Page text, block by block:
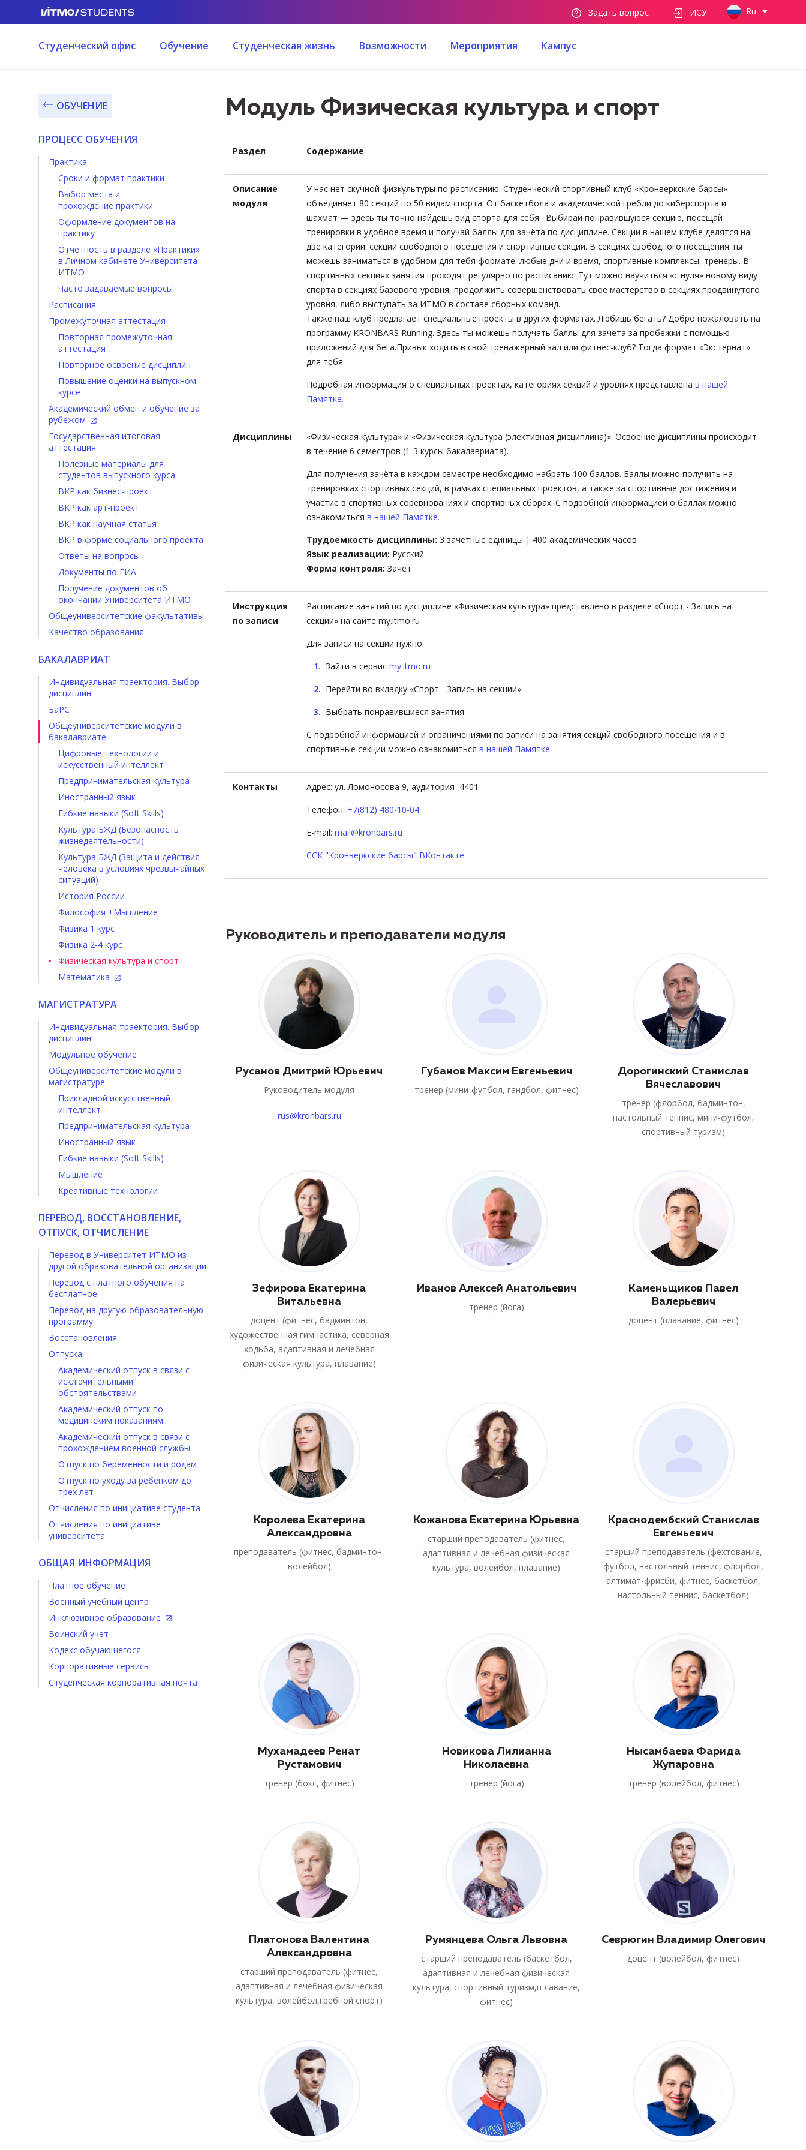
Задать вопрос ИСУ Ru
Студенческий офис Обучение Студенческая жизнь Возможности Мероприятия Кампус
ОБУЧЕНИЕ
ПРОЦЕСС ОБУЧЕНИЯ
Практика
Сроки и формат практики
Выбор места и
прохождение практики
Оформление документов на
практику
Отчетность в разделе «Практики»
в Личном кабинете Университета
ИТМО
Часто задаваемые вопросы
Расписания
Промежуточная аттестация
Повторная промежуточная
аттестация
Повторное освоение дисциплин
Повышение оценки на выпускном
курсе
Академический обмен и обучение за
рубежом
Государственная итоговая
аттестация
Полезные материалы для
студентов выпускного курса
ВКР как бизнес-проект
ВКР как арт-проект
ВКР как научная статья
ВКР в форме социального проекта
Ответы на вопросы
Документы по ГИА
Получение документов об
окончании Университета ИТМО
Общеуниверситетские факультативы
Качество образования
БАКАЛАВРИАТ
Индивидуальная траектория. Выбор
дисциплин
БаРС
Общеуниверситетские модули в
бакалавриате
Цифровые технологии и
искусственный интеллект
Предпринимательская культура
Иностранный язык
Гибкие навыки (Soft Skills)
Культура БЖД (Безопасность
жизнедеятельности)
Культура БЖД (Защита и действия
человека в условиях чрезвычайных
ситуаций)
История России
Философия +Мышление
Физика 1 курс
Физика 2-4 курс
Физическая культура и спорт
Математика
МАГИСТРАТУРА
Индивидуальная траектория. Выбор
дисциплин
Модульное обучение
Общеуниверситетские модули в
магистратуре
Прикладной искусственный
интеллект
Предпринимательская культура
Иностранный язык
Гибкие навыки (Soft Skills)
Мышление
Креативные технологии
ПЕРЕВОД, ВОССТАНОВЛЕНИЕ,
ОТПУСК, ОТЧИСЛЕНИЕ
Перевод в Университет ИТМО из
другой образовательной организации
Перевод с платного обучения на
бесплатное
Перевод на другую образовательную
программу
Восстановления
Отпуска
Академический отпуск в связи с
исключительными
обстоятельствами
Академический отпуск по
медицинским показаниям
Академический отпуск в связи с
прохождением военной службы
Отпуск по беременности и родам
Отпуск по уходу за ребенком до
трех лет
Отчисления по инициативе студента
Отчисления по инициативе
университета
ОБЩАЯ ИНФОРМАЦИЯ
Платное обучение
Военный учебный центр
Инклюзивное образование
Воинский учет
Кодекс обучающегося
Корпоративные сервисы
Студенческая корпоративная почта
Модуль Физическая культура и спорт
Раздел Содержание
Описание
модуля
У нас нет скучной физкультуры по расписанию. Студенческий спортивный клуб «Кронверкские барсы»
объединяет 80 секций по 50 видам спорта. От баскетбола и академической гребли до киберспорта и
шахмат — здесь ты точно найдешь вид спорта для себя. Выбирай понравившуюся секцию, посещай
тренировки в удобное время и получай баллы для зачёта по дисциплине. Секции в нашем клубе делятся на
две категории: секции свободного посещения и спортивные секции. В секциях свободного посещения ты
можешь заниматься в удобном для тебя формате: любые дни и время, спортивные комплексы, тренеры. В
спортивных секциях занятия проходят регулярно по расписанию. Тут можно научиться «с нуля» новому виду
спорта в секциях базового уровня, продолжить совершенствовать свое мастерство в секциях продвинутого
уровня, либо выступать за ИТМО в составе сборных команд.
Также наш клуб предлагает специальные проекты в других форматах. Любишь бегать? Добро пожаловать на
программу KRONBARS Running. Здесь ты можешь получать баллы для зачёта за пробежки с помощью
приложений для бега.Привык ходить в свой тренажерный зал или фитнес-клуб? Тогда формат «Экстернат»
для тебя.
Подробная информация о специальных проектах, категориях секций и уровнях представлена в нашей
Памятке.
Дисциплины
«Физическая культура» и «Физическая культура (элективная дисциплина)». Освоение дисциплины происходит
в течение 6 семестров (1-3 курсы бакалавриата).
Для получения зачёта в каждом семестре необходимо набрать 100 баллов. Баллы можно получить на
тренировках спортивных секций, в рамках специальных проектов, а также за спортивные достижения и
участие в спортивных соревнованиях и спортивных сборах. С подробной информацией о баллах можно
ознакомиться в нашей Памятке.
Трудоемкость дисциплины: 3 зачетные единицы | 400 академических часов
Язык реализации: Русский
Форма контроля: Зачёт
Инструкция
по записи
Расписание занятий по дисциплине «Физическая культура» представлено в разделе «Спорт - Запись на
секции» на сайте my.itmo.ru
Для записи на секции нужно:
Зайти в сервис my.itmo.ru
Перейти во вкладку «Спорт - Запись на секции»
Выбрать понравившиеся занятия
С подробной информацией и ограничениями по записи на занятия секций свободного посещения и в
спортивные секции можно ознакомиться в нашей Памятке.
Контакты
Адрес: ул. Ломоносова 9, аудитория 4401
Телефон: +7(812) 480-10-04
E-mail: mail@kronbars.ru
ССК "Кронверкские барсы" ВКонтакте
Руководитель и преподаватели модуля
Русанов Дмитрий Юрьевич
Руководитель модуля
rus@kronbars.ru
Губанов Максим Евгеньевич
тренер (мини-футбол, гандбол, фитнес)
Дорогинский Станислав
Вячеславович
тренер (флорбол, бадминтон,
настольный теннис, мини-футбол,
спортивный туризм)
Зефирова Екатерина
Витальевна
доцент (фитнес, бадминтон,
художественная гимнастика, северная
ходьба, адаптивная и лечебная
физическая культура, плавание)
Иванов Алексей Анатольевич
тренер (йога)
Каменьщиков Павел
Валерьевич
доцент (плавание, фитнес)
Королева Екатерина
Александровна
преподаватель (фитнес, бадминтон,
волейбол)
Кожанова Екатерина Юрьевна
старший преподаватель (фитнес,
адаптивная и лечебная физическая
культура, волейбол, плавание)
Краснодембский Станислав
Евгеньевич
старший преподаватель (фехтование,
футбол, настольный теннис, флорбол,
алтимат-фрисби, фитнес, баскетбол,
настольный теннис, баскетбол)
Мухамадеев Ренат
Рустамович
тренер (бокс, фитнес)
Новикова Лилианна
Николаевна
тренер (йога)
Нысамбаева Фарида
Жупаровна
тренер (волейбол, фитнес)
Платонова Валентина
Александровна
старший преподаватель (фитнес,
адаптивная и лечебная физическая
культура, волейбол,гребной спорт)
Румянцева Ольга Львовна
старший преподаватель (баскетбол,
адаптивная и лечебная физическая
культура, спортивный туризм,п лавание,
фитнес)
Севрюгин Владимир Олегович
доцент (волейбол, фитнес)